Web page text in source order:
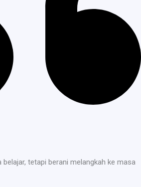
belajar, tetapi berani melangkah ke masa